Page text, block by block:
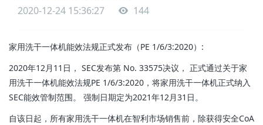
2020-12-24 15:36:27 144
家用洗干一体机能效法规正式发布（PE 1/6/3:2020）:
2020年12月11日， SEC发布第 No. 33575决议， 正式通过关于家
用洗干一体机能效法规PE 1/6/3:2020，将家用洗干一体机正式纳入
SEC能效管制范围。 强制日期定为2021年12月31日。
自该日起，所有家用洗干一体机在智利市场销售前，除获得安全CoA